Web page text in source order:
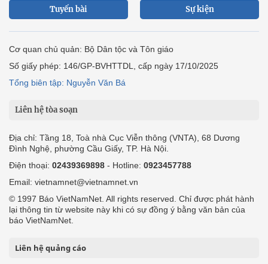
Tuyến bài Sự kiện
Cơ quan chủ quản: Bộ Dân tộc và Tôn giáo
Số giấy phép: 146/GP-BVHTTDL, cấp ngày 17/10/2025
Tổng biên tập: Nguyễn Văn Bá
Liên hệ tòa soạn
Địa chỉ: Tầng 18, Toà nhà Cục Viễn thông (VNTA), 68 Dương
Đình Nghệ, phường Cầu Giấy, TP. Hà Nội.
Điện thoại: 02439369898 - Hotline: 0923457788
Email: vietnamnet@vietnamnet.vn
© 1997 Báo VietNamNet. All rights reserved. Chỉ được phát hành
lại thông tin từ website này khi có sự đồng ý bằng văn bản của
báo VietNamNet.
Liên hệ quảng cáo